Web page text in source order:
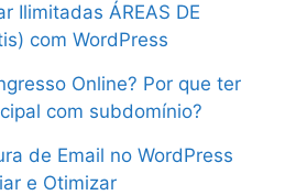
Ilimitadas ÁREAS DE
com WordPress
Online? Por que ter
com subdomínio?
de Email no WordPress
e Otimizar